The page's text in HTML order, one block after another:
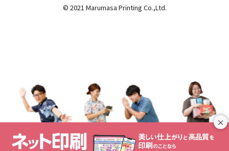
×
© 2021 Marumasa Printing Co.,Ltd.